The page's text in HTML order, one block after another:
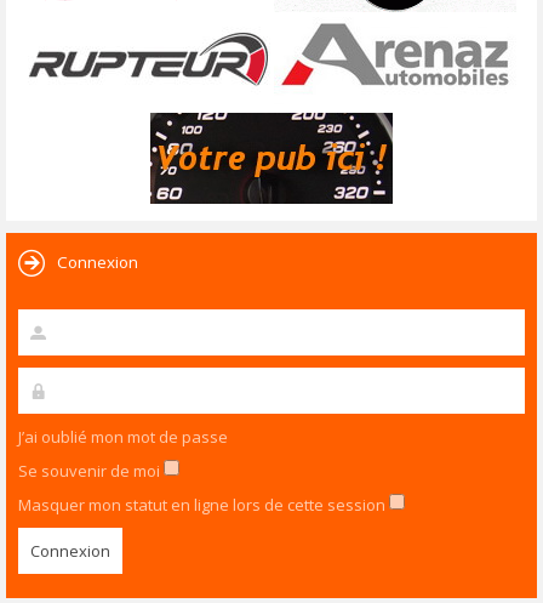
Connexion
J’ai oublié mon mot de passe
Se souvenir de moi
Masquer mon statut en ligne lors de cette session